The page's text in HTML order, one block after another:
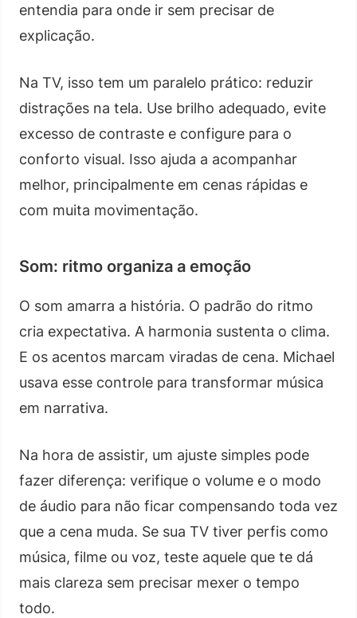
entendia para onde ir sem precisar de
explicação.
Na TV, isso tem um paralelo prático: reduzir
distrações na tela. Use brilho adequado, evite
excesso de contraste e configure para o
conforto visual. Isso ajuda a acompanhar
melhor, principalmente em cenas rápidas e
com muita movimentação.
Som: ritmo organiza a emoção
O som amarra a história. O padrão do ritmo
cria expectativa. A harmonia sustenta o clima.
E os acentos marcam viradas de cena. Michael
usava esse controle para transformar música
em narrativa.
Na hora de assistir, um ajuste simples pode
fazer diferença: verifique o volume e o modo
de áudio para não ficar compensando toda vez
que a cena muda. Se sua TV tiver perfis como
música, filme ou voz, teste aquele que te dá
mais clareza sem precisar mexer o tempo
todo.